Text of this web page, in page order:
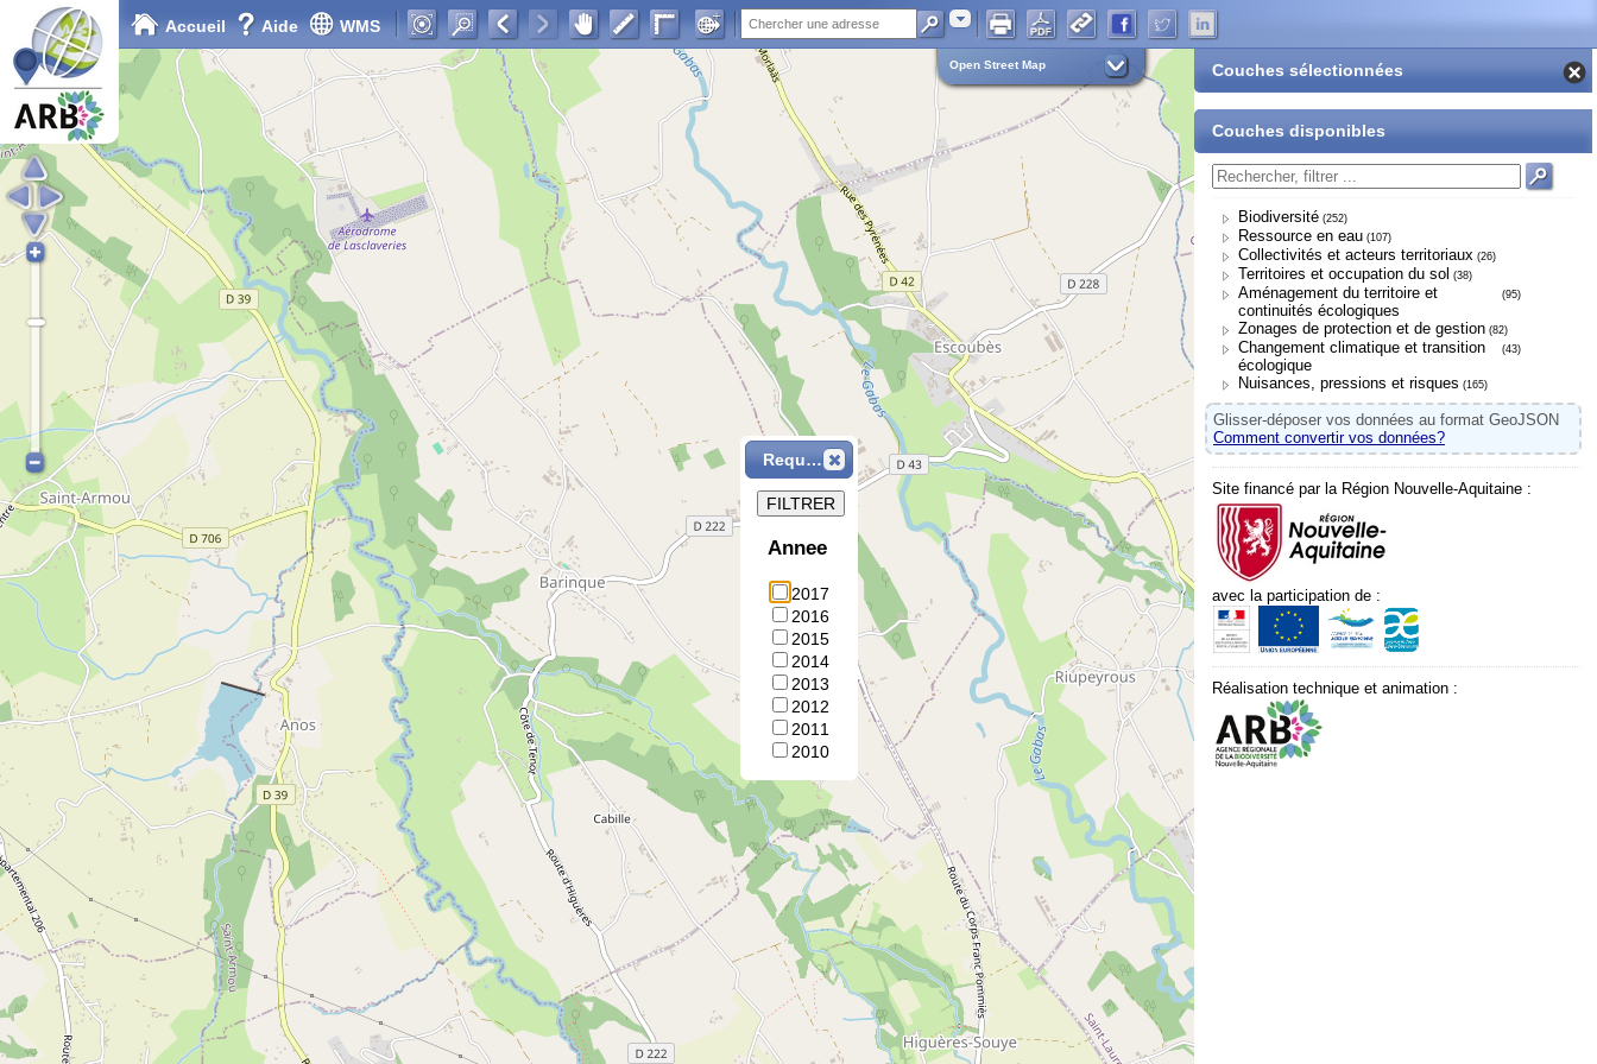
Accueil Aide WMS Adresse
Open Street Map Couches sélectionnées
Couches disponibles
Biodiversité (252)
Ressource en eau (107)
Collectivités et acteurs territoriaux (26)
Territoires et occupation du sol (38)
Aménagement du territoire et
continuités écologiques
(95)
Zonages de protection et de gestion (82)
Changement climatique et transition
écologique
(43)
Nuisances, pressions et risques (165)
Glisser-déposer vos données au format GeoJSON
Comment convertir vos données?
Site financé par la Région Nouvelle-Aquitaine :
avec la participation de :
Réalisation technique et animation :
Requête
Annee
2017
2016
2015
2014
2013
2012
2011
2010
FILTRER